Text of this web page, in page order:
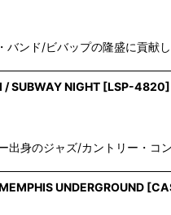
バンド/ビバップの隆盛に貢献
SUBWAY NIGHT [LSP-4820]
出身のジャズ/カントリー・
UNDERGROUND [